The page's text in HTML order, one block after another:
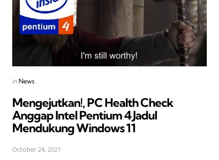
Posted
in News
Mengejutkan!, PC Health Check
Anggap Intel Pentium 4 Jadul
Mendukung Windows 11
October 24, 2021